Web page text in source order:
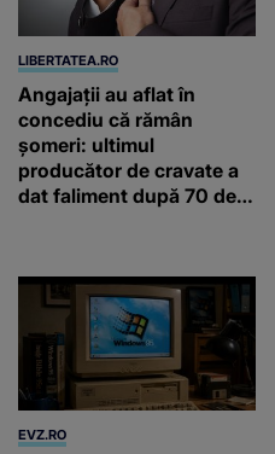
LIBERTATEA.RO
Angajații au aflat în
concediu că rămân
șomeri: ultimul
producător de cravate a
dat faliment după 70 de
EVZ.RO